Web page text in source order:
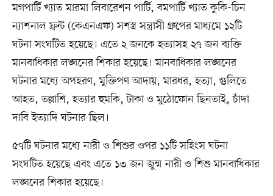
মগপার্টি খ্যাত মারমা লিবারেশন পার্টি, বমপার্টি খ্যাত কুকি-চিন
ন্যাশনাল ফ্রন্ট (কেএনএফ) সশস্ত্র সন্ত্রাসী গ্রুপের মাধ্যমে ১২টি
ঘটনা সংঘটিত হয়েছে। এতে ২ জনকে হত্যাসহ ২৭ জন ব্যক্তি
মানবাধিকার লঙ্ঘনের শিকার হয়েছে। মানবাধিকার লঙ্ঘনের
ঘটনার মধ্যে অপহরণ, মুক্তিপণ আদায়, মারধর, হত্যা, গুলিতে
আহত, তল্লাশি, হত্যার হুমকি, টাকা ও মুঠোফোন ছিনতাই, চাঁদা
দাবি ইত্যাদি ঘটনার ছিল।
৫৭টি ঘটনার মধ্যে নারী ও শিশুর ওপর ১১টি সহিংস ঘটনা
সংঘটিত হয়েছে এবং এতে ১৩ জন জুম্ম নারী ও শিশু মানবাধিকার
লঙ্ঘনের শিকার হয়েছে।